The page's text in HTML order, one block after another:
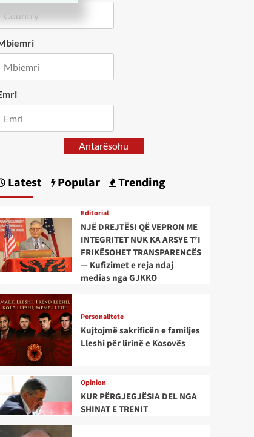
Antarësohu
Latest Popular Trending
Editorial
NJË DREJTËSI QË VEPRON ME
INTEGRITET NUK KA ARSYE T’I
FRIKËSOHET TRANSPARENCËS
— Kufizimet e reja ndaj
medias nga GJKKO
Personalitete
Kujtojmë sakrificën e familjes
Lleshi për lirinë e Kosovës
Opinion
KUR PËRGJEGJËSIA DEL NGA
SHINAT E TRENIT